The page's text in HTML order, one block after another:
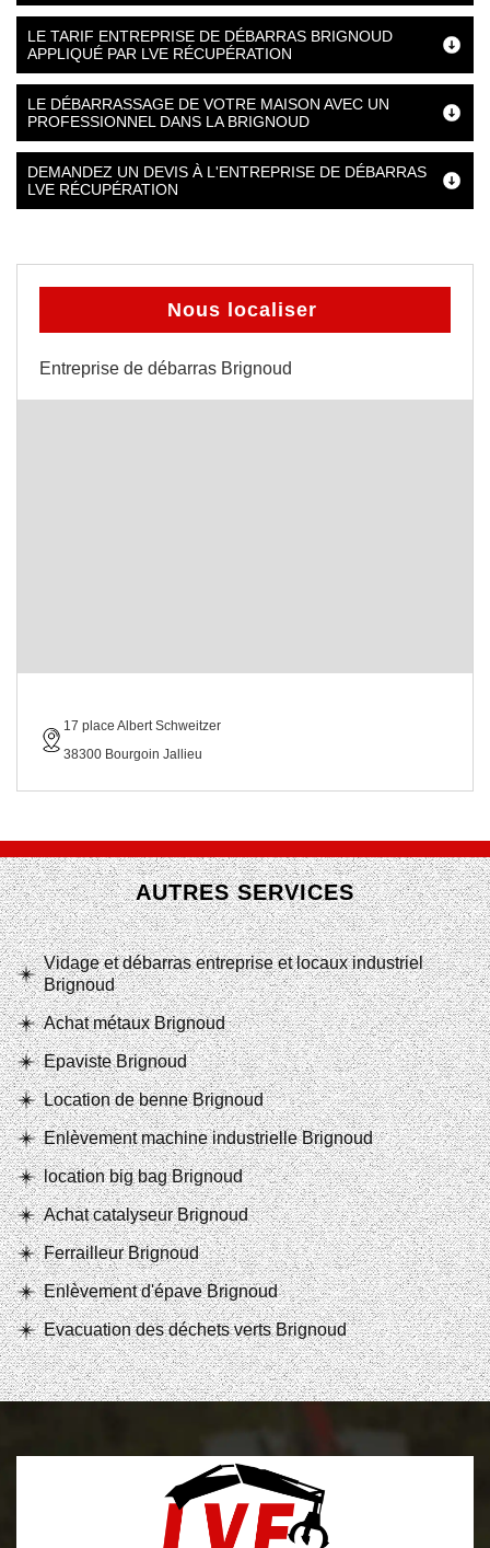
LE TARIF ENTREPRISE DE DÉBARRAS BRIGNOUD
APPLIQUÉ PAR LVE RÉCUPÉRATION
LE DÉBARRASSAGE DE VOTRE MAISON AVEC UN
PROFESSIONNEL DANS LA BRIGNOUD
DEMANDEZ UN DEVIS À L'ENTREPRISE DE DÉBARRAS
LVE RÉCUPÉRATION
Nous localiser
Entreprise de débarras Brignoud
17 place Albert Schweitzer
38300 Bourgoin Jallieu
AUTRES SERVICES
Vidage et débarras entreprise et locaux industriel
Brignoud
Achat métaux Brignoud
Epaviste Brignoud
Location de benne Brignoud
Enlèvement machine industrielle Brignoud
location big bag Brignoud
Achat catalyseur Brignoud
Ferrailleur Brignoud
Enlèvement d'épave Brignoud
Evacuation des déchets verts Brignoud